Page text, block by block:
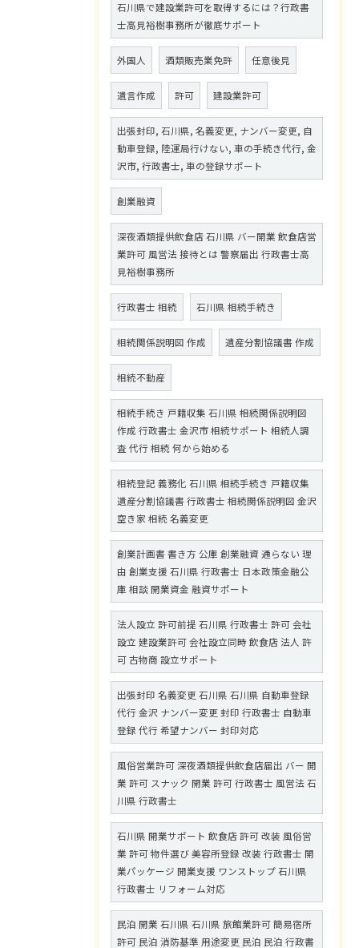
石川県で建設業許可を取得するには？行政書
士高見裕樹事務所が徹底サポート
外国人 酒類販売業免許 任意後見
遺言作成 許可 建設業許可
出張封印, 石川県, 名義変更, ナンバー変更, 自
動車登録, 陸運局行けない, 車の手続き代行, 金
沢市, 行政書士, 車の登録サポート
創業融資
深夜酒類提供飲食店 石川県 バー開業 飲食店営
業許可 風営法 接待とは 警察届出 行政書士高
見裕樹事務所
行政書士 相続 石川県 相続手続き
相続関係説明図 作成 遺産分割協議書 作成
相続不動産
相続手続き 戸籍収集 石川県 相続関係説明図
作成 行政書士 金沢市 相続サポート 相続人調
査 代行 相続 何から始める
相続登記 義務化 石川県 相続手続き 戸籍収集
遺産分割協議書 行政書士 相続関係説明図 金沢
空き家 相続 名義変更
創業計画書 書き方 公庫 創業融資 通らない 理
由 創業支援 石川県 行政書士 日本政策金融公
庫 相談 開業資金 融資サポート
法人設立 許可前提 石川県 行政書士 許可 会社
設立 建設業許可 会社設立同時 飲食店 法人 許
可 古物商 設立サポート
出張封印 名義変更 石川県 石川県 自動車登録
代行 金沢 ナンバー変更 封印 行政書士 自動車
登録 代行 希望ナンバー 封印対応
風俗営業許可 深夜酒類提供飲食店届出 バー 開
業 許可 スナック 開業 許可 行政書士 風営法 石
川県 行政書士
石川県 開業サポート 飲食店 許可 改装 風俗営
業 許可 物件選び 美容所登録 改装 行政書士 開
業パッケージ 開業支援 ワンストップ 石川県
行政書士 リフォーム対応
民泊 開業 石川県 石川県 旅館業許可 簡易宿所
許可 民泊 消防基準 用途変更 民泊 民泊 行政書